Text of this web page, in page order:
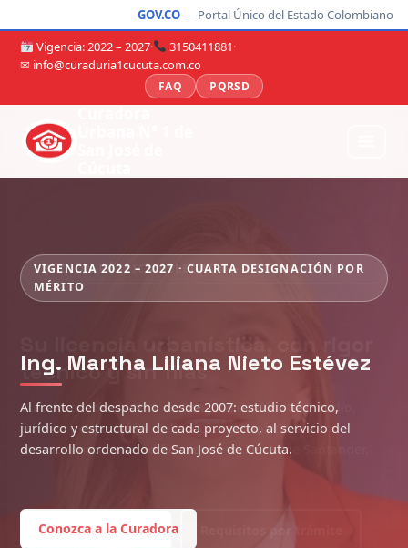
GOV.CO— Portal Único del Estado Colombiano
Vigencia: 2022 – 2027· 3150411881·
✉ info@curaduria1cucuta.com.co
FAQ PQRSD
VIGENCIA 2022 – 2027 · CUARTA DESIGNACIÓN POR
MÉRITO
Ing. Martha Liliana Nieto Estévez
Al frente del despacho desde 2007: estudio técnico,
jurídico y estructural de cada proyecto, al servicio del
desarrollo ordenado de San José de Cúcuta.
Conozca a la Curadora